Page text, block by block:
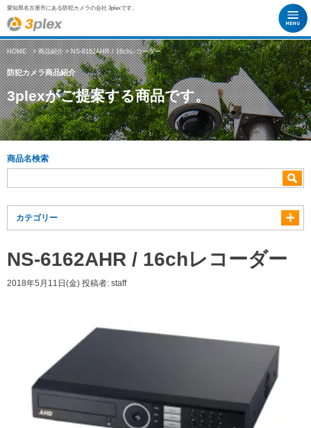
愛知県名古屋市にある防犯カメラの会社 3plexです。
HOME>商品紹介> NS-6162AHR / 16chレコーダー
防犯カメラ商品紹介
3plexがご提案する商品です。
商品名検索
カテゴリー
NS-6162AHR / 16chレコーダー
2018年5月11日(金) 投稿者: staff